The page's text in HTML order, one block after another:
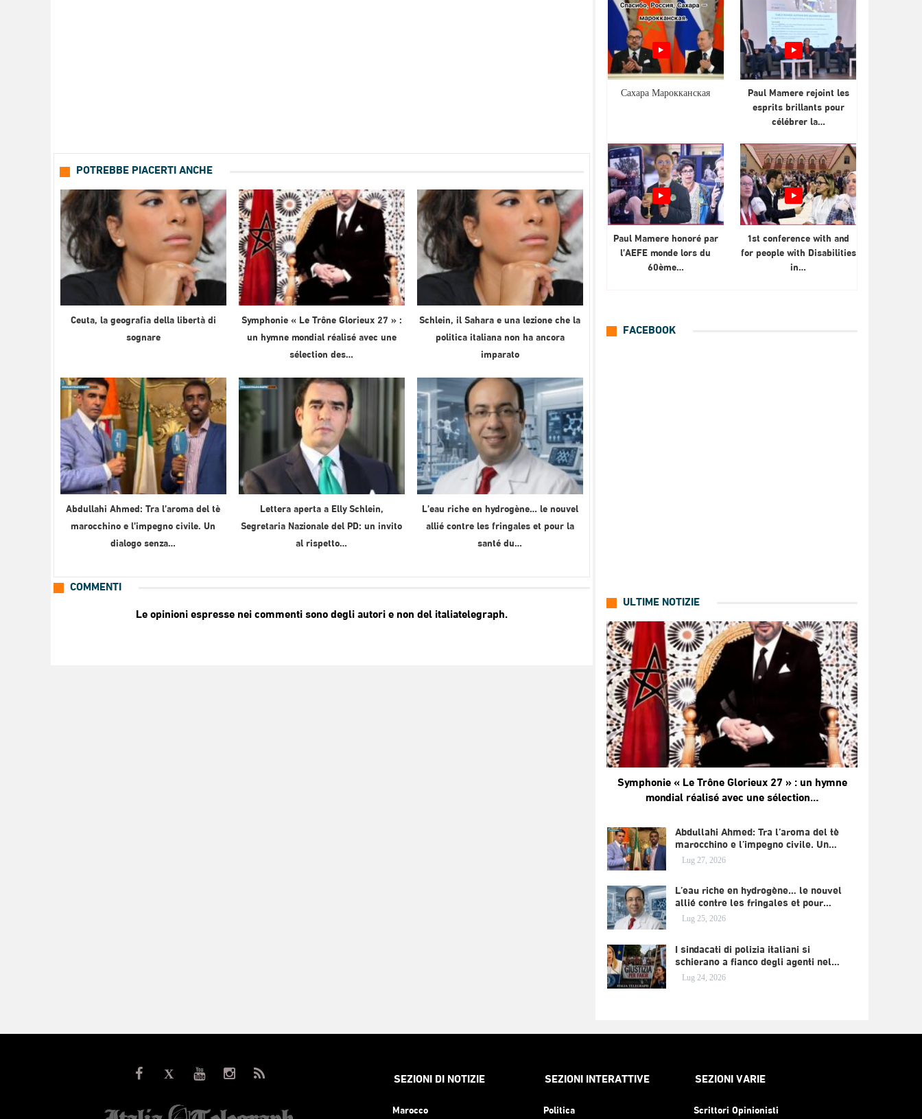
POTREBBE PIACERTI ANCHE
Ceuta, la geografia della libertà di
sognare
Symphonie « Le Trône Glorieux 27 » :
un hymne mondial réalisé avec une
sélection des…
Schlein, il Sahara e una lezione che la
politica italiana non ha ancora
imparato
Abdullahi Ahmed: Tra l’aroma del tè
marocchino e l’impegno civile. Un
dialogo senza…
Lettera aperta a Elly Schlein,
Segretaria Nazionale del PD: un invito
al rispetto…
L’eau riche en hydrogène… le nouvel
allié contre les fringales et pour la
santé du…
COMMENTI
Le opinioni espresse nei commenti sono degli autori e non del italiatelegraph.
Сахара Марокканская
Paul Mamere rejoint les
esprits brillants pour
célébrer la…
Paul Mamere honoré par
l’AEFE monde lors du
60ème…
1st conference with and
for people with Disabilities
in…
FACEBOOK
ULTIME NOTIZIE
Symphonie « Le Trône Glorieux 27 » : un hymne
mondial réalisé avec une sélection…
Abdullahi Ahmed: Tra l’aroma del tè
marocchino e l’impegno civile. Un…
Lug 27, 2026
L’eau riche en hydrogène… le nouvel
allié contre les fringales et pour…
Lug 25, 2026
I sindacati di polizia italiani si
schierano a fianco degli agenti nel…
Lug 24, 2026
SEZIONI DI NOTIZIE
Marocco
SEZIONI INTERATTIVE
Politica
SEZIONI VARIE
Scrittori Opinionisti